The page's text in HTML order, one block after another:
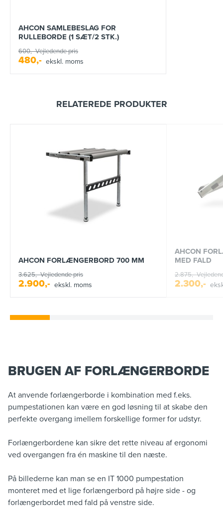
AHCON SAMLEBESLAG FOR
RULLEBORDE (1 SÆT/2 STK.)
600,-Vejledende pris
480,- ekskl. moms
RELATEREDE PRODUKTER
AHCON FORLÆNGERBORD 700 MM
3.625,-Vejledende pris
2.900,- ekskl. moms
AHCON
MED FALD
2.875,-
2.300,-
BRUGEN AF FORLÆNGERBORDE
At anvende forlængerborde i kombination med f.eks.
pumpestationen kan være en god løsning til at skabe den
perfekte overgang imellem forskellige former for udstyr.
Forlængerbordene kan sikre det rette niveau af ergonomi
ved overgangen fra én maskine til den næste.
På billederne kan man se en IT 1000 pumpestation
monteret med et lige forlængerbord på højre side - og
forlængerbordet med fald på venstre side.